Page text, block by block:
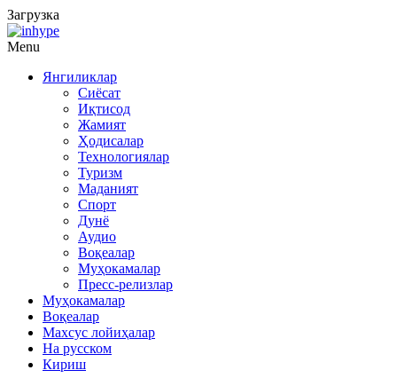
Загрузка
Menu
Янгиликлар
Сиёсат
Иқтисод
Жамият
Ҳодисалар
Технологиялар
Туризм
Маданият
Спорт
Дунё
Аудио
Воқеалар
Муҳокамалар
Пресс-релизлар
Муҳокамалар
Воқеалар
Махсус лойиҳалар
На русском
Кириш